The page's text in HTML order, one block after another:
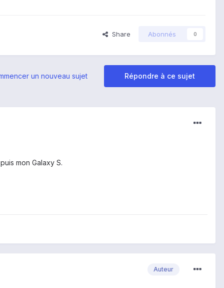
Share Abonnés 0
Répondre à ce sujet
un nouveau sujet
mon Galaxy S.
Auteur